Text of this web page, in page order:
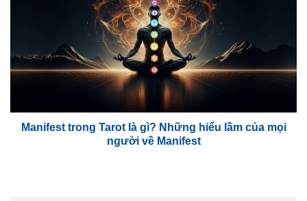
Manifest trong Tarot là gì? Những hiểu lầm của mọi
người về Manifest